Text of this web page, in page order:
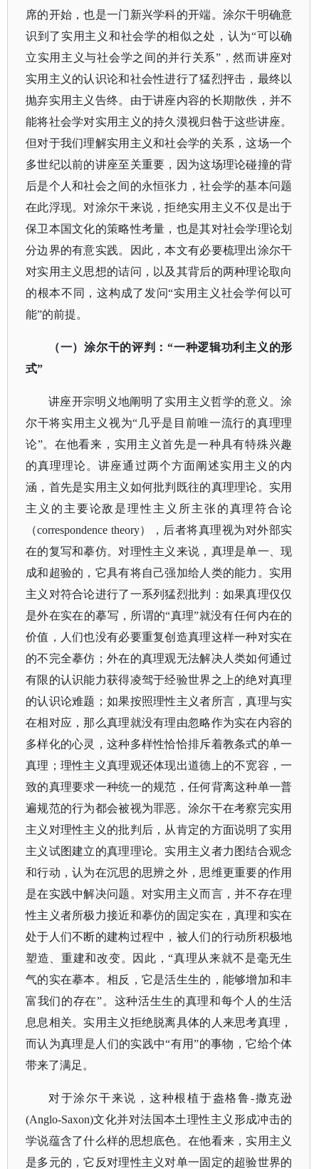
席的开始，也是一门新兴学科的开端。涂尔干明确意
识到了实用主义和社会学的相似之处，认为“可以确
立实用主义与社会学之间的并行关系”，然而讲座对
实用主义的认识论和社会性进行了猛烈抨击，最终以
抛弃实用主义告终。由于讲座内容的长期散佚，并不
能将社会学对实用主义的持久漠视归咎于这些讲座。
但对于我们理解实用主义和社会学的关系，这场一个
多世纪以前的讲座至关重要，因为这场理论碰撞的背
后是个人和社会之间的永恒张力，社会学的基本问题
在此浮现。对涂尔干来说，拒绝实用主义不仅是出于
保卫本国文化的策略性考量，也是其对社会学理论划
分边界的有意实践。因此，本文有必要梳理出涂尔干
对实用主义思想的诘问，以及其背后的两种理论取向
的根本不同，这构成了发问“实用主义社会学何以可
能”的前提。
（一）涂尔干的评判：“一种逻辑功利主义的形
式”
讲座开宗明义地阐明了实用主义哲学的意义。涂
尔干将实用主义视为“几乎是目前唯一流行的真理理
论”。在他看来，实用主义首先是一种具有特殊兴趣
的真理理论。讲座通过两个方面阐述实用主义的内
涵，首先是实用主义如何批判既往的真理理论。实用
主义的主要论敌是理性主义所主张的真理符合论
（correspondence theory），后者将真理视为对外部实
在的复写和摹仿。对理性主义来说，真理是单一、现
成和超验的，它具有将自己强加给人类的能力。实用
主义对符合论进行了一系列猛烈批判：如果真理仅仅
是外在实在的摹写，所谓的“真理”就没有任何内在的
价值，人们也没有必要重复创造真理这样一种对实在
的不完全摹仿；外在的真理观无法解决人类如何通过
有限的认识能力获得凌驾于经验世界之上的绝对真理
的认识论难题；如果按照理性主义者所言，真理与实
在相对应，那么真理就没有理由忽略作为实在内容的
多样化的心灵，这种多样性恰恰排斥着教条式的单一
真理；理性主义真理观还体现出道德上的不宽容，一
致的真理要求一种统一的规范，任何背离这种单一普
遍规范的行为都会被视为罪恶。涂尔干在考察完实用
主义对理性主义的批判后，从肯定的方面说明了实用
主义试图建立的真理理论。实用主义者力图结合观念
和行动，认为在沉思的思辨之外，思维更重要的作用
是在实践中解决问题。对实用主义而言，并不存在理
性主义者所极力接近和摹仿的固定实在，真理和实在
处于人们不断的建构过程中，被人们的行动所积极地
塑造、重建和改变。因此，“真理从来就不是毫无生
气的实在摹本。相反，它是活生生的，能够增加和丰
富我们的存在”。这种活生生的真理和每个人的生活
息息相关。实用主义拒绝脱离具体的人来思考真理，
而认为真理是人们的实践中“有用”的事物，它给个体
带来了满足。
对于涂尔干来说，这种根植于盎格鲁-撒克逊
(Anglo-Saxon)文化并对法国本土理性主义形成冲击的
学说蕴含了什么样的思想底色。在他看来，实用主义
是多元的，它反对理性主义对单一固定的超验世界的